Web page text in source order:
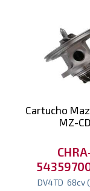
Cartucho
MZ-CD
DV4TD 68cv